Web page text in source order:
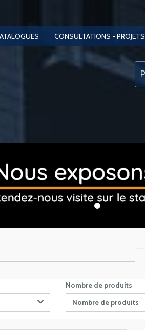
CONSULTATIONS - PROJETS
Nombre de produits
Nombre de produits